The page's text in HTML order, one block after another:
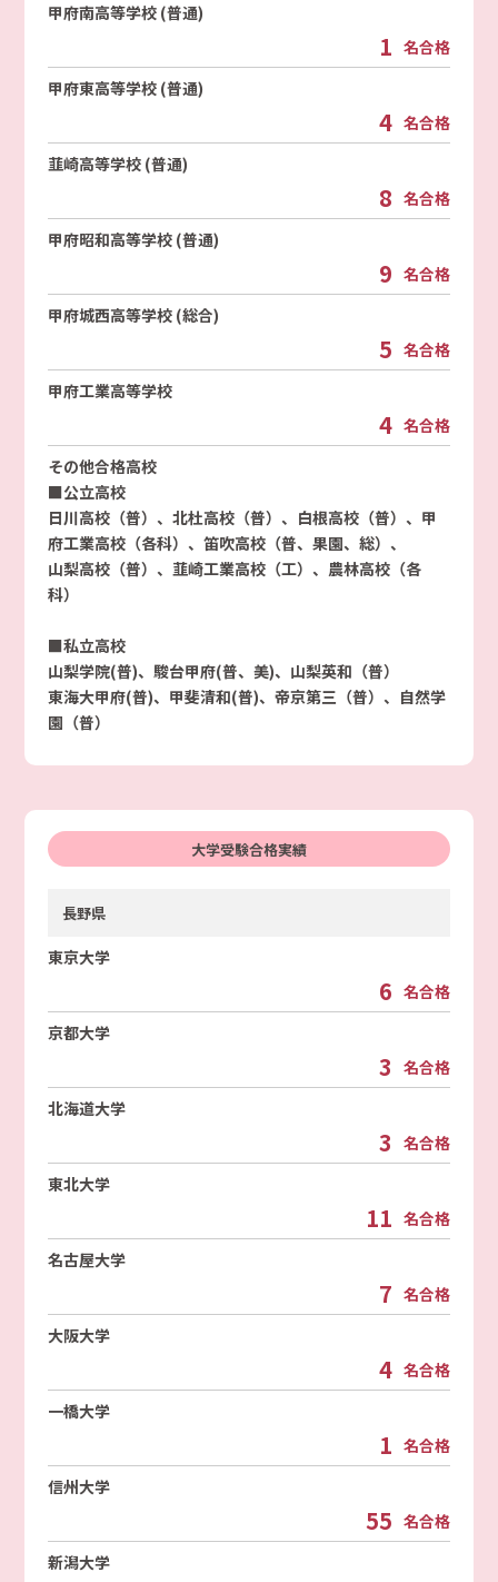
甲府南高等学校 (普通)
1 名合格
甲府東高等学校 (普通)
4 名合格
韮崎高等学校 (普通)
8 名合格
甲府昭和高等学校 (普通)
9 名合格
甲府城西高等学校 (総合)
5 名合格
甲府工業高等学校
4 名合格
その他合格高校
■公立高校
日川高校（普）、北杜高校（普）、白根高校（普）、甲
府工業高校（各科）、笛吹高校（普、果園、総）、
山梨高校（普）、韮崎工業高校（工）、農林高校（各
科）
■私立高校
山梨学院(普)、駿台甲府(普、美)、山梨英和（普）
東海大甲府(普)、甲斐清和(普)、帝京第三（普）、自然学
園（普）
大学受験合格実績
長野県
東京大学
6 名合格
京都大学
3
名合格
北海道大学
3
名合格
東北大学
11 名合格
名古屋大学
7 名合格
大阪大学
4 名合格
一橋大学
1 名合格
信州大学
55 名合格
新潟大学